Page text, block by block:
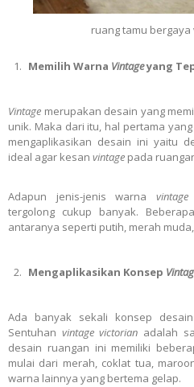
ruang tamu
Memilih Warna Vintageyang
Vintage merupakan desain yang
unik. Maka dari itu, hal pertama
mengaplikasikan desain ini yaitu
ideal agar kesan vintage pada
Adapun jenis-jenis warna
tergolong cukup banyak.
antaranya seperti putih, merah
Mengaplikasikan Konsep
Ada banyak sekali konsep
Sentuhan vintage victorian adalah
desain ruangan ini memiliki
mulai dari merah, coklat tua,
warna lainnya yang bertema gelap.